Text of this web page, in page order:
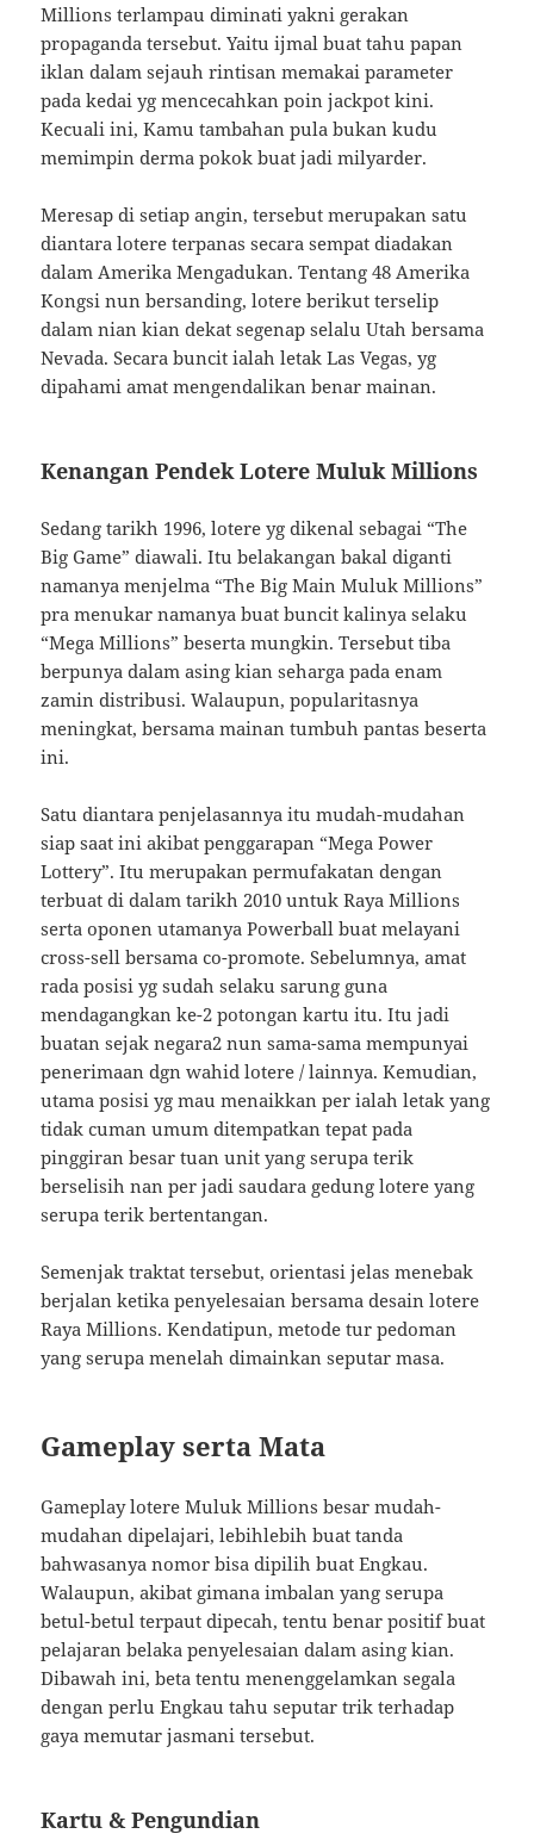
Millions terlampau diminati yakni gerakan
propaganda tersebut. Yaitu ijmal buat tahu papan
iklan dalam sejauh rintisan memakai parameter
pada kedai yg mencecahkan poin jackpot kini.
Kecuali ini, Kamu tambahan pula bukan kudu
memimpin derma pokok buat jadi milyarder.
Meresap di setiap angin, tersebut merupakan satu
diantara lotere terpanas secara sempat diadakan
dalam Amerika Mengadukan. Tentang 48 Amerika
Kongsi nun bersanding, lotere berikut terselip
dalam nian kian dekat segenap selalu Utah bersama
Nevada. Secara buncit ialah letak Las Vegas, yg
dipahami amat mengendalikan benar mainan.
Kenangan Pendek Lotere Muluk Millions
Sedang tarikh 1996, lotere yg dikenal sebagai “The
Big Game” diawali. Itu belakangan bakal diganti
namanya menjelma “The Big Main Muluk Millions”
pra menukar namanya buat buncit kalinya selaku
“Mega Millions” beserta mungkin. Tersebut tiba
berpunya dalam asing kian seharga pada enam
zamin distribusi. Walaupun, popularitasnya
meningkat, bersama mainan tumbuh pantas beserta
ini.
Satu diantara penjelasannya itu mudah-mudahan
siap saat ini akibat penggarapan “Mega Power
Lottery”. Itu merupakan permufakatan dengan
terbuat di dalam tarikh 2010 untuk Raya Millions
serta oponen utamanya Powerball buat melayani
cross-sell bersama co-promote. Sebelumnya, amat
rada posisi yg sudah selaku sarung guna
mendagangkan ke-2 potongan kartu itu. Itu jadi
buatan sejak negara2 nun sama-sama mempunyai
penerimaan dgn wahid lotere / lainnya. Kemudian,
utama posisi yg mau menaikkan per ialah letak yang
tidak cuman umum ditempatkan tepat pada
pinggiran besar tuan unit yang serupa terik
berselisih nan per jadi saudara gedung lotere yang
serupa terik bertentangan.
Semenjak traktat tersebut, orientasi jelas menebak
berjalan ketika penyelesaian bersama desain lotere
Raya Millions. Kendatipun, metode tur pedoman
yang serupa menelah dimainkan seputar masa.
Gameplay serta Mata
Gameplay lotere Muluk Millions besar mudah-
mudahan dipelajari, lebihlebih buat tanda
bahwasanya nomor bisa dipilih buat Engkau.
Walaupun, akibat gimana imbalan yang serupa
betul-betul terpaut dipecah, tentu benar positif buat
pelajaran belaka penyelesaian dalam asing kian.
Dibawah ini, beta tentu menenggelamkan segala
dengan perlu Engkau tahu seputar trik terhadap
gaya memutar jasmani tersebut.
Kartu & Pengundian